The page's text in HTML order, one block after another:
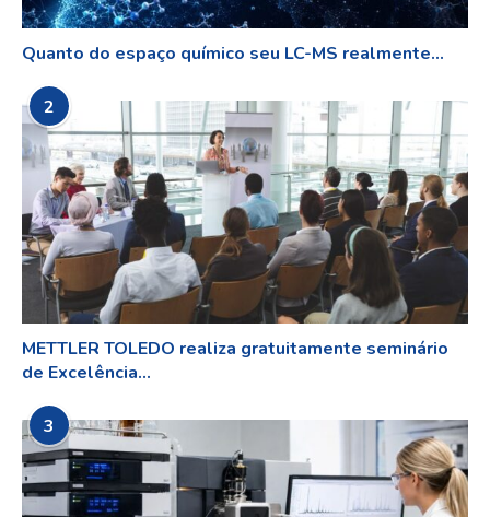
Quanto do espaço químico seu LC-MS realmente...
2
METTLER TOLEDO realiza gratuitamente seminário
de Excelência...
3